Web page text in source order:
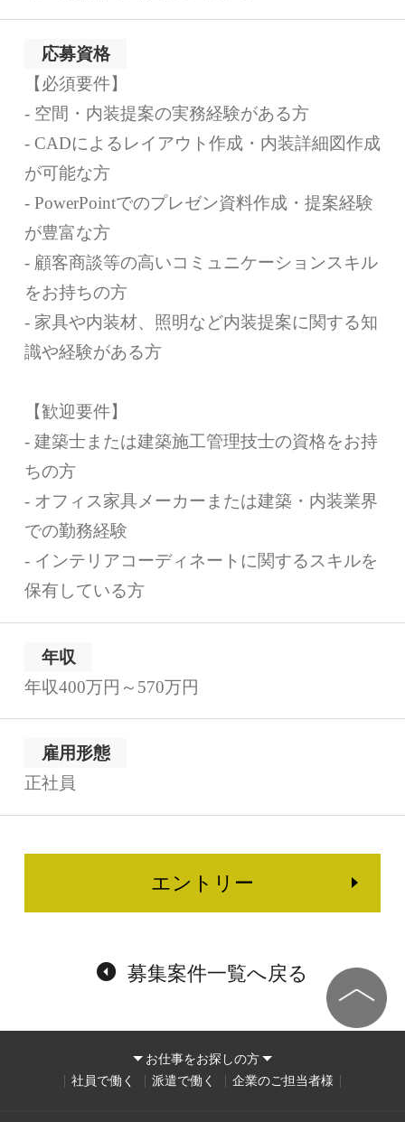
応募資格
【必須要件】
- 空間・内装提案の実務経験がある方
- CADによるレイアウト作成・内装詳細図作成
が可能な方
- PowerPointでのプレゼン資料作成・提案経験
が豊富な方
- 顧客商談等の高いコミュニケーションスキル
をお持ちの方
- 家具や内装材、照明など内装提案に関する知
識や経験がある方
【歓迎要件】
- 建築士または建築施工管理技士の資格をお持
ちの方
- オフィス家具メーカーまたは建築・内装業界
での勤務経験
- インテリアコーディネートに関するスキルを
保有している方
年収
年収400万円～570万円
雇用形態
正社員
エントリー
募集案件一覧へ戻る
お仕事をお探しの方
社員で働く
派遣で働く 企業のご担当者様